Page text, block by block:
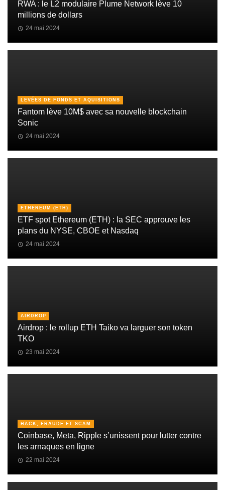
RWA : le L2 modulaire Plume Network lève 10
millions de dollars
24 mai 2024
LEVÉES DE FONDS ET AQUISITIONS
Fantom lève 10M$ avec sa nouvelle blockchain
Sonic
24 mai 2024
ETHEREUM (ETH)
ETF spot Ethereum (ETH) : la SEC approuve les
plans du NYSE, CBOE et Nasdaq
24 mai 2024
AIRDROP
Airdrop : le rollup ETH Taiko va larguer son token
TKO
23 mai 2024
HACK, FRAUDE ET SCAM
Coinbase, Meta, Ripple s’unissent pour lutter contre
les arnaques en ligne
22 mai 2024